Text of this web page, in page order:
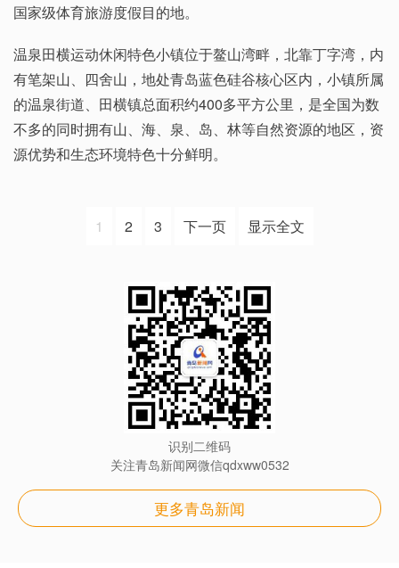
国家级体育旅游度假目的地。
温泉田横运动休闲特色小镇位于鳌山湾畔，北靠丁字湾，内
有笔架山、四舍山，地处青岛蓝色硅谷核心区内，小镇所属
的温泉街道、田横镇总面积约400多平方公里，是全国为数
不多的同时拥有山、海、泉、岛、林等自然资源的地区，资
源优势和生态环境特色十分鲜明。
1 2 3 下一页 显示全文
识别二维码
关注青岛新闻网微信qdxww0532
更多青岛新闻